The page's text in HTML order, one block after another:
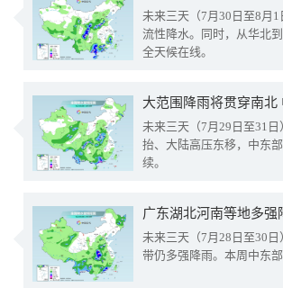
未来三天（7月30日至8月
流性降水。同时，从华北
全天候在线。
大范围降雨将贯穿南
未来三天（7月29日至31
抬、大陆高压东移，中东
续。
广东湖北河南等地多
未来三天（7月28日至30
带仍多强降雨。本周中东